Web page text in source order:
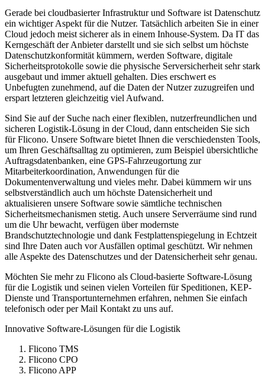
Gerade bei cloudbasierter Infrastruktur und Software ist Datenschutz
ein wichtiger Aspekt für die Nutzer. Tatsächlich arbeiten Sie in einer
Cloud jedoch meist sicherer als in einem Inhouse-System. Da IT das
Kerngeschäft der Anbieter darstellt und sie sich selbst um höchste
Datenschutzkonformität kümmern, werden Software, digitale
Sicherheitsprotokolle sowie die physische Serversicherheit sehr stark
ausgebaut und immer aktuell gehalten. Dies erschwert es
Unbefugten zunehmend, auf die Daten der Nutzer zuzugreifen und
erspart letzteren gleichzeitig viel Aufwand.
Sind Sie auf der Suche nach einer flexiblen, nutzerfreundlichen und
sicheren Logistik-Lösung in der Cloud, dann entscheiden Sie sich
für Flicono. Unsere Software bietet Ihnen die verschiedensten Tools,
um Ihren Geschäftsalltag zu optimieren, zum Beispiel übersichtliche
Auftragsdatenbanken, eine GPS-Fahrzeugortung zur
Mitarbeiterkoordination, Anwendungen für die
Dokumentenverwaltung und vieles mehr. Dabei kümmern wir uns
selbstverständlich auch um höchste Datensicherheit und
aktualisieren unsere Software sowie sämtliche technischen
Sicherheitsmechanismen stetig. Auch unsere Serverräume sind rund
um die Uhr bewacht, verfügen über modernste
Brandschutztechnologie und dank Festplattenspiegelung in Echtzeit
sind Ihre Daten auch vor Ausfällen optimal geschützt. Wir nehmen
alle Aspekte des Datenschutzes und der Datensicherheit sehr genau.
Möchten Sie mehr zu Flicono als Cloud-basierte Software-Lösung
für die Logistik und seinen vielen Vorteilen für Speditionen, KEP-
Dienste und Transportunternehmen erfahren, nehmen Sie einfach
telefonisch oder per Mail Kontakt zu uns auf.
Innovative Software-Lösungen für die Logistik
Flicono TMS
Flicono CPO
Flicono APP